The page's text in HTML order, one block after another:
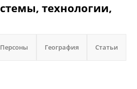
технологии,
Персоны География Статьи